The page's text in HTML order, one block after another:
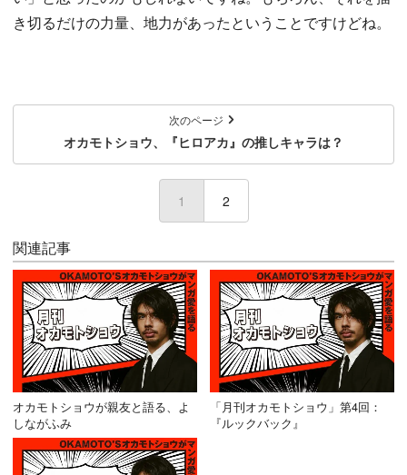
き切るだけの力量、地力があったということですけどね。
次のページ
オカモトショウ、『ヒロアカ』の推しキャラは？
1 (current)
2
関連記事
オカモトショウが親友と語る、よ
しながふみ
「月刊オカモトショウ」第4回：
『ルックバック』